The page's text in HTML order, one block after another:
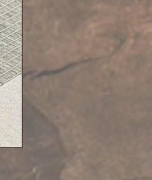
необходимый
церемонии в
уютных